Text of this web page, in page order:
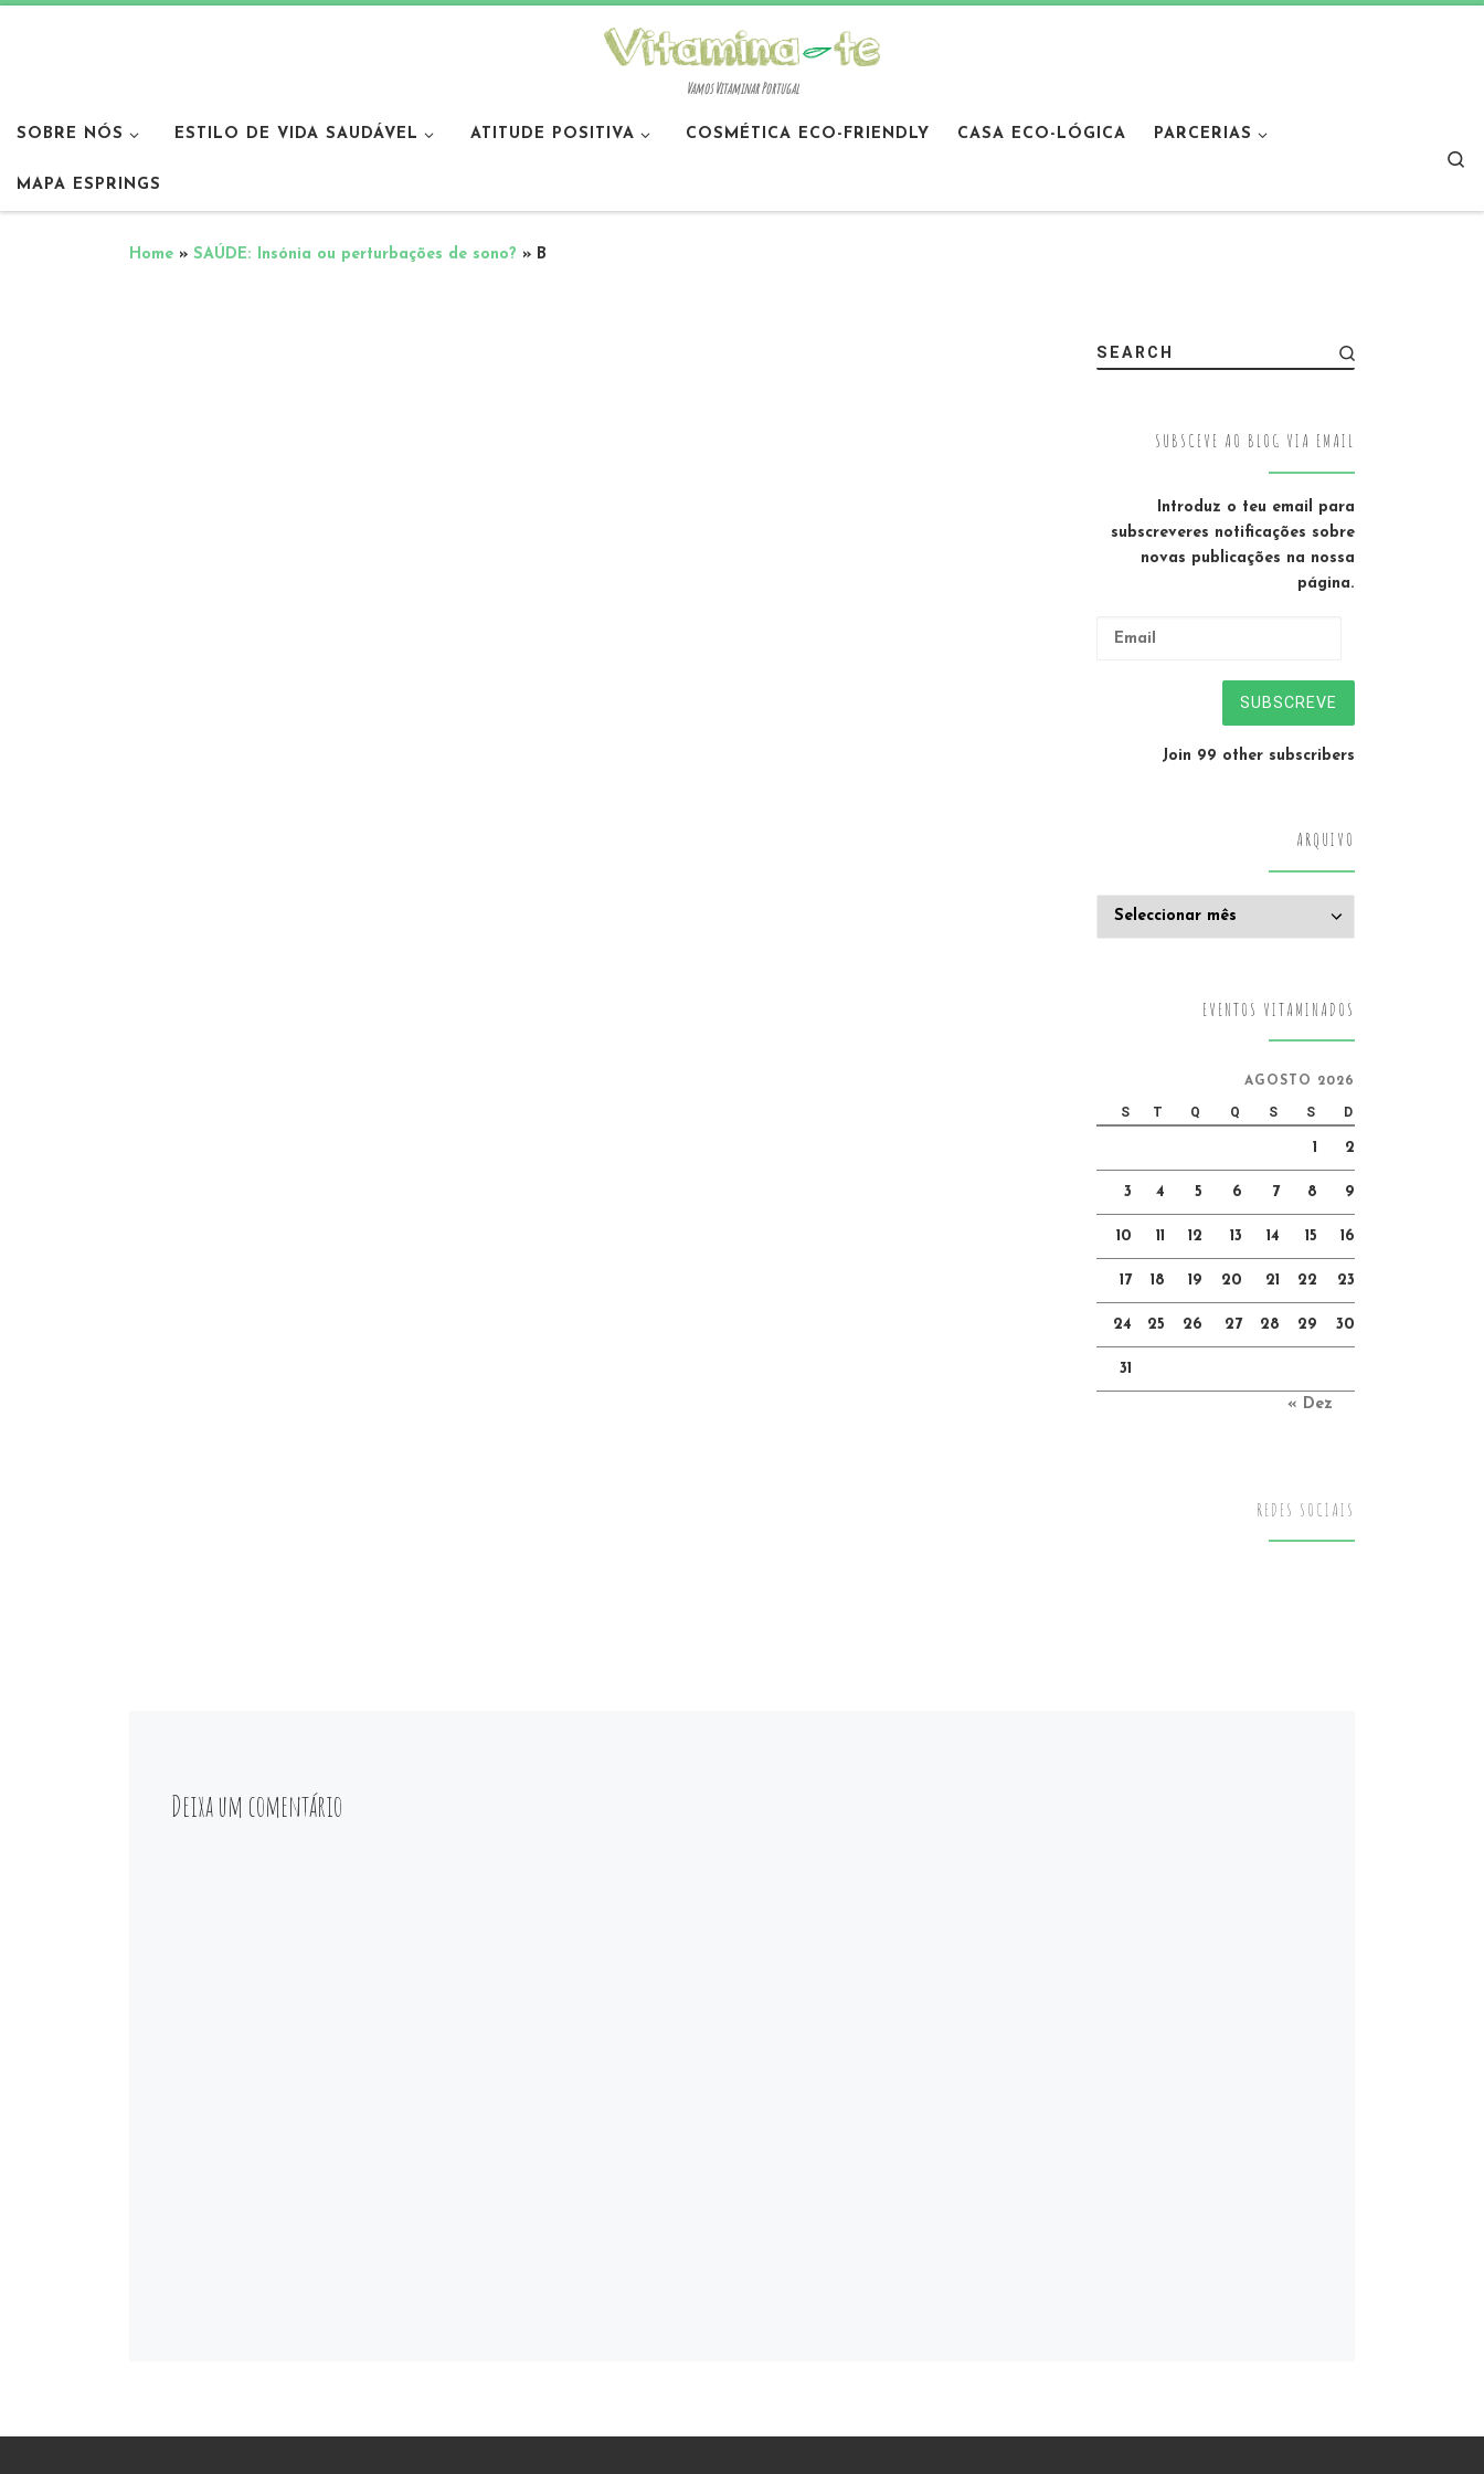
Vamos Vitaminar Portugal
SOBRE NÓS ESTILO DE VIDA SAUDÁVEL ATITUDE POSITIVA COSMÉTICA ECO-FRIENDLY CASA ECO-LÓGICA PARCERIAS
MAPA ESPRINGS
Home » SAÚDE: Insónia ou perturbações de sono? » B
Deixa um comentário
SEARCH
SUBSCEVE AO BLOG VIA EMAIL
Introduz o teu email para
subscreveres notificações sobre
novas publicações na nossa
página.
SUBSCREVE
Join 99 other subscribers
ARQUIVO
EVENTOS VITAMINADOS
AGOSTO 2026
S T Q Q S S D
1 2
3 4 5 6 7 8 9
10 11 12 13 14 15 16
17 18 19 20 21 22 23
24 25 26 27 28 29 30
31
« Dez
REDES SOCIAIS